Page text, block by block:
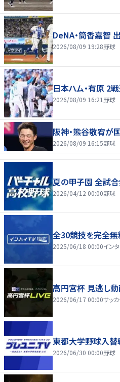
DeNA・筒香嘉智
2026/08/09 19:28野球
日本ハム・有原 2
2026/08/09 16:21 野球
阪神・熊谷敬宥が
2026/08/09 16:15野球
夏の甲子園 全試合
2026/04/12 00:00野球
全30競技を完全無
2025/06/18 00:00イン
高円宮杯 見逃し動
2026/06/17 00:00サッ
東都大学野球入替
2026/06/30 00:00野球